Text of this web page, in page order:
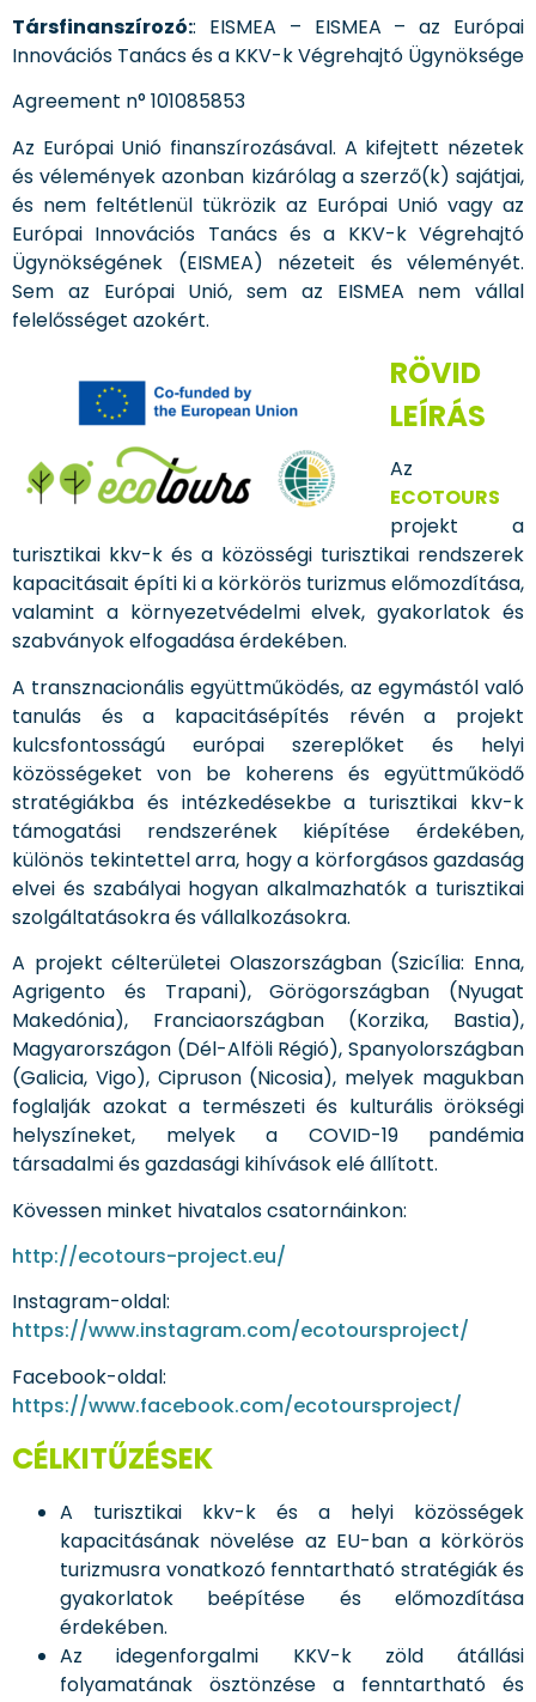
Társfinanszírozó:: EISMEA – EISMEA – az Európai
Innovációs Tanács és a KKV-k Végrehajtó Ügynöksége
Agreement n° 101085853
Az Európai Unió finanszírozásával. A kifejtett nézetek
és vélemények azonban kizárólag a szerző(k) sajátjai,
és nem feltétlenül tükrözik az Európai Unió vagy az
Európai Innovációs Tanács és a KKV-k Végrehajtó
Ügynökségének (EISMEA) nézeteit és véleményét.
Sem az Európai Unió, sem az EISMEA nem vállal
felelősséget azokért.
RÖVID
LEÍRÁS
Az
ECOTOURS
projekt a
turisztikai kkv-k és a közösségi turisztikai rendszerek
kapacitásait építi ki a körkörös turizmus előmozdítása,
valamint a környezetvédelmi elvek, gyakorlatok és
szabványok elfogadása érdekében.
A transznacionális együttműködés, az egymástól való
tanulás és a kapacitásépítés révén a projekt
kulcsfontosságú európai szereplőket és helyi
közösségeket von be koherens és együttműködő
stratégiákba és intézkedésekbe a turisztikai kkv-k
támogatási rendszerének kiépítése érdekében,
különös tekintettel arra, hogy a körforgásos gazdaság
elvei és szabályai hogyan alkalmazhatók a turisztikai
szolgáltatásokra és vállalkozásokra.
A projekt célterületei Olaszországban (Szicília: Enna,
Agrigento és Trapani), Görögországban (Nyugat
Makedónia), Franciaországban (Korzika, Bastia),
Magyarországon (Dél-Alföli Régió), Spanyolországban
(Galicia, Vigo), Cipruson (Nicosia), melyek magukban
foglalják azokat a természeti és kulturális örökségi
helyszíneket, melyek a COVID-19 pandémia
társadalmi és gazdasági kihívások elé állított.
Kövessen minket hivatalos csatornáinkon:
http://ecotours-project.eu/
Instagram-oldal:
https://www.instagram.com/ecotoursproject/
Facebook-oldal:
https://www.facebook.com/ecotoursproject/
CÉLKITŰZÉSEK
A turisztikai kkv-k és a helyi közösségek
kapacitásának növelése az EU-ban a körkörös
turizmusra vonatkozó fenntartható stratégiák és
gyakorlatok beépítése és előmozdítása
érdekében.
Az idegenforgalmi KKV-k zöld átállási
folyamatának ösztönzése a fenntartható és